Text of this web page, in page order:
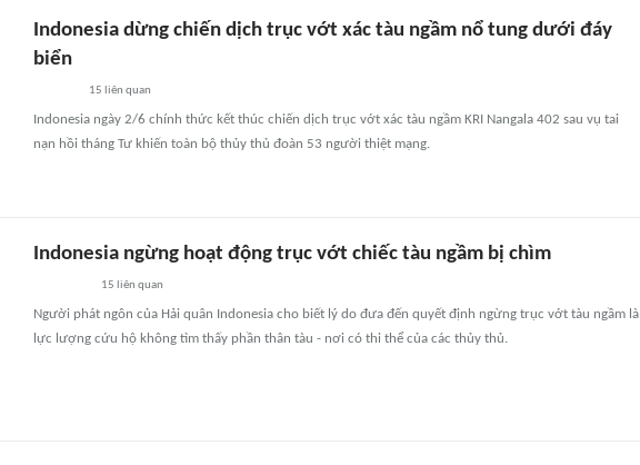
Indonesia dừng chiến dịch trục vớt xác tàu ngầm nổ tung dưới đáy
biển
15 liên quan
Indonesia ngày 2/6 chính thức kết thúc chiến dịch trục vớt xác tàu ngầm KRI Nangala 402 sau vụ tai
nạn hồi tháng Tư khiến toàn bộ thủy thủ đoàn 53 người thiệt mạng.
Indonesia ngừng hoạt động trục vớt chiếc tàu ngầm bị chìm
15 liên quan
Người phát ngôn của Hải quân Indonesia cho biết lý do đưa đến quyết định ngừng trục vớt tàu ngầm là
lực lượng cứu hộ không tìm thấy phần thân tàu - nơi có thi thể của các thủy thủ.